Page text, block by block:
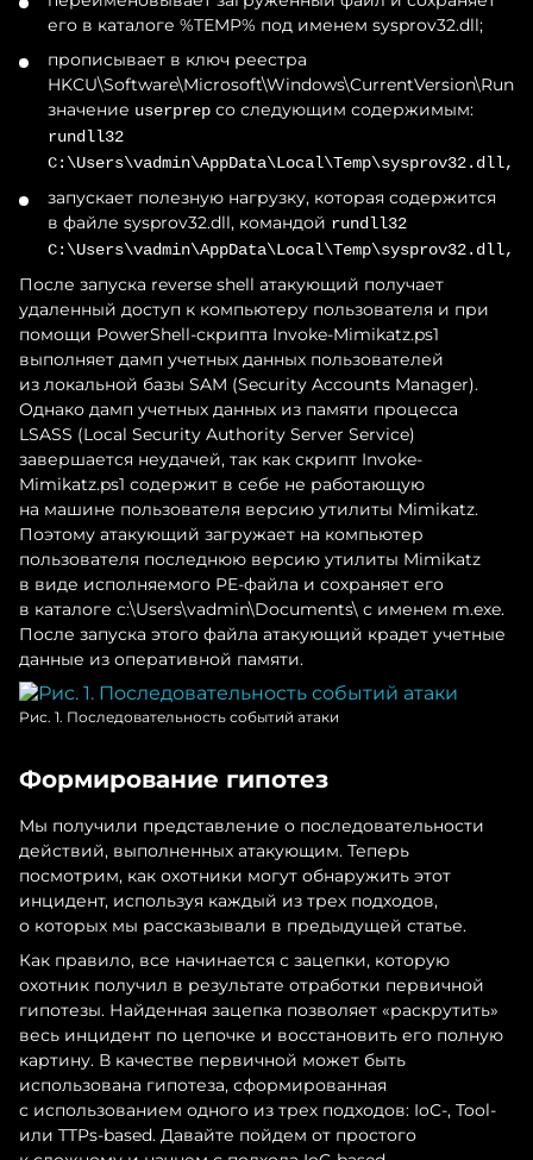
его в каталоге %TEMP% под именем sysprov32.dll;
прописывает в ключ реестра
HKCU\Software\Microsoft\Windows\CurrentVersion\Run
значение userprep со следующим содержимым:
rundll32
C:\Users\vadmin\AppData\Local\Temp\sysprov32.dll,#0
запускает полезную нагрузку, которая содержится
в файле sysprov32.dll, командой rundll32
C:\Users\vadmin\AppData\Local\Temp\sysprov32.dll,#0
После запуска reverse shell атакующий получает
удаленный доступ к компьютеру пользователя и при
помощи PowerShell-скрипта Invoke-Mimikatz.ps1
выполняет дамп учетных данных пользователей
из локальной базы SAM (Security Accounts Manager).
Однако дамп учетных данных из памяти процесса
LSASS (Local Security Authority Server Service)
завершается неудачей, так как скрипт Invoke-
Mimikatz.ps1 содержит в себе не работающую
на машине пользователя версию утилиты Mimikatz.
Поэтому атакующий загружает на компьютер
пользователя последнюю версию утилиты Mimikatz
в виде исполняемого PE-файла и сохраняет его
в каталоге c:\Users\vadmin\Documents\ с именем m.exe.
После запуска этого файла атакующий крадет учетные
данные из оперативной памяти.
Рис. 1. Последовательность событий атаки
Формирование гипотез
Мы получили представление о последовательности
действий, выполненных атакующим. Теперь
посмотрим, как охотники могут обнаружить этот
инцидент, используя каждый из трех подходов,
о которых мы рассказывали в предыдущей статье.
Как правило, все начинается с зацепки, которую
охотник получил в результате отработки первичной
гипотезы. Найденная зацепка позволяет «раскрутить»
весь инцидент по цепочке и восстановить его полную
картину. В качестве первичной может быть
использована гипотеза, сформированная
с использованием одного из трех подходов: IoC-, Tool-
или TTPs-based. Давайте пойдем от простого